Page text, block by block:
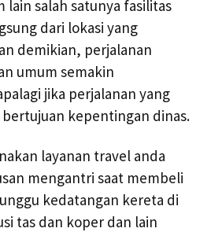
lain salah satunya fasilitas
dari lokasi yang
demikian, perjalanan
umum semakin
jika perjalanan yang
bertujuan kepentingan dinas.
layanan travel anda
mengantri saat membeli
kedatangan kereta di
tas dan koper dan lain